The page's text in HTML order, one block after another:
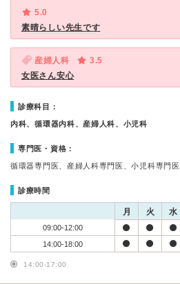
5.0
素晴らしい先生です
産婦人科
3.5
女医さん安心
診療科目：
内科、循環器内科、産婦人科、小児科
専門医・資格：
循環器専門医、産婦人科専門医、小児科専門医
診療時間
月 火 水
09:00-12:00
14:00-18:00
14:00-17:00